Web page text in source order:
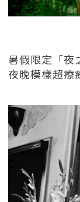
暑假限定「夜
夜晚模樣超療